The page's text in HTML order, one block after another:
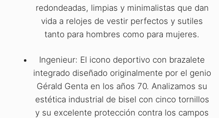
redondeadas, limpias y minimalistas que dan
vida a relojes de vestir perfectos y sutiles
tanto para hombres como para mujeres.
Ingenieur: El icono deportivo con brazalete
integrado diseñado originalmente por el genio
Gérald Genta en los años 70. Analizamos su
estética industrial de bisel con cinco tornillos
y su excelente protección contra los campos